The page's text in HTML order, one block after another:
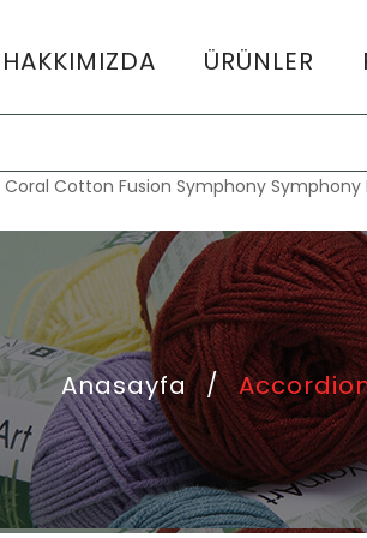
HAKKIMIZDA ÜRÜNLER
Coral Cotton Fusion Symphony Symphony
Anasayfa /